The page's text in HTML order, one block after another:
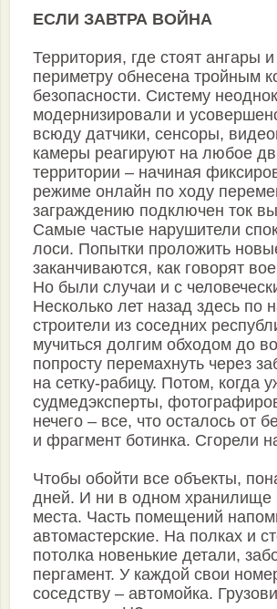
ЕСЛИ ЗАВТРА ВОЙНА
Территория, где стоят ангары
периметру обнесена тройным
безопасности. Систему
модернизировали и
всюду датчики, сенсоры,
камеры реагируют на любое
территории – начиная
режиме онлайн по ходу
заграждению подключен ток
Самые частые нарушители
лоси. Попытки проложить
заканчиваются, как говорят
Но были случаи и с
Несколько лет назад здесь по
строители из соседних
мучиться долгим обходом до
попросту перемахнуть через
на сетку-рабицу. Потом, когда
судмедэксперты,
нечего – все, что осталось от
и фрагмент ботинка. Сгорели
Чтобы обойти все объекты,
дней. И ни в одном хранилище
места. Часть помещений
автомастерские. На полках и
потолка новенькие детали,
пергамент. У каждой свои
соседству – автомойка.